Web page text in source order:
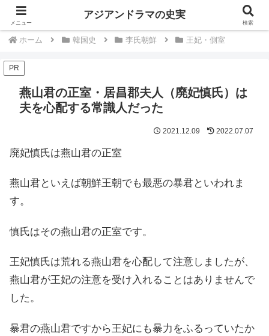
中国韓国歴史ドラマは史実を知るともっと楽しい
ホーム 韓国史 李氏朝鮮 王妃・側室
PR
燕山君の正室・居昌郡夫人（廃妃慎氏）は
夫を心配する常識人だった
2021.12.09 2022.07.07
廃妃慎氏は燕山君の正室
燕山君といえば朝鮮王朝でも最悪の暴君といわれま
す。
慎氏はその燕山君の正室です。
王妃慎氏は荒れる燕山君を心配して注意しましたが、
燕山君が王妃の注意を受け入れることはありませんで
した。
暴君の燕山君ですから王妃にも暴力をふるっていたか
メニュー
アジアンドラマの史実
検索